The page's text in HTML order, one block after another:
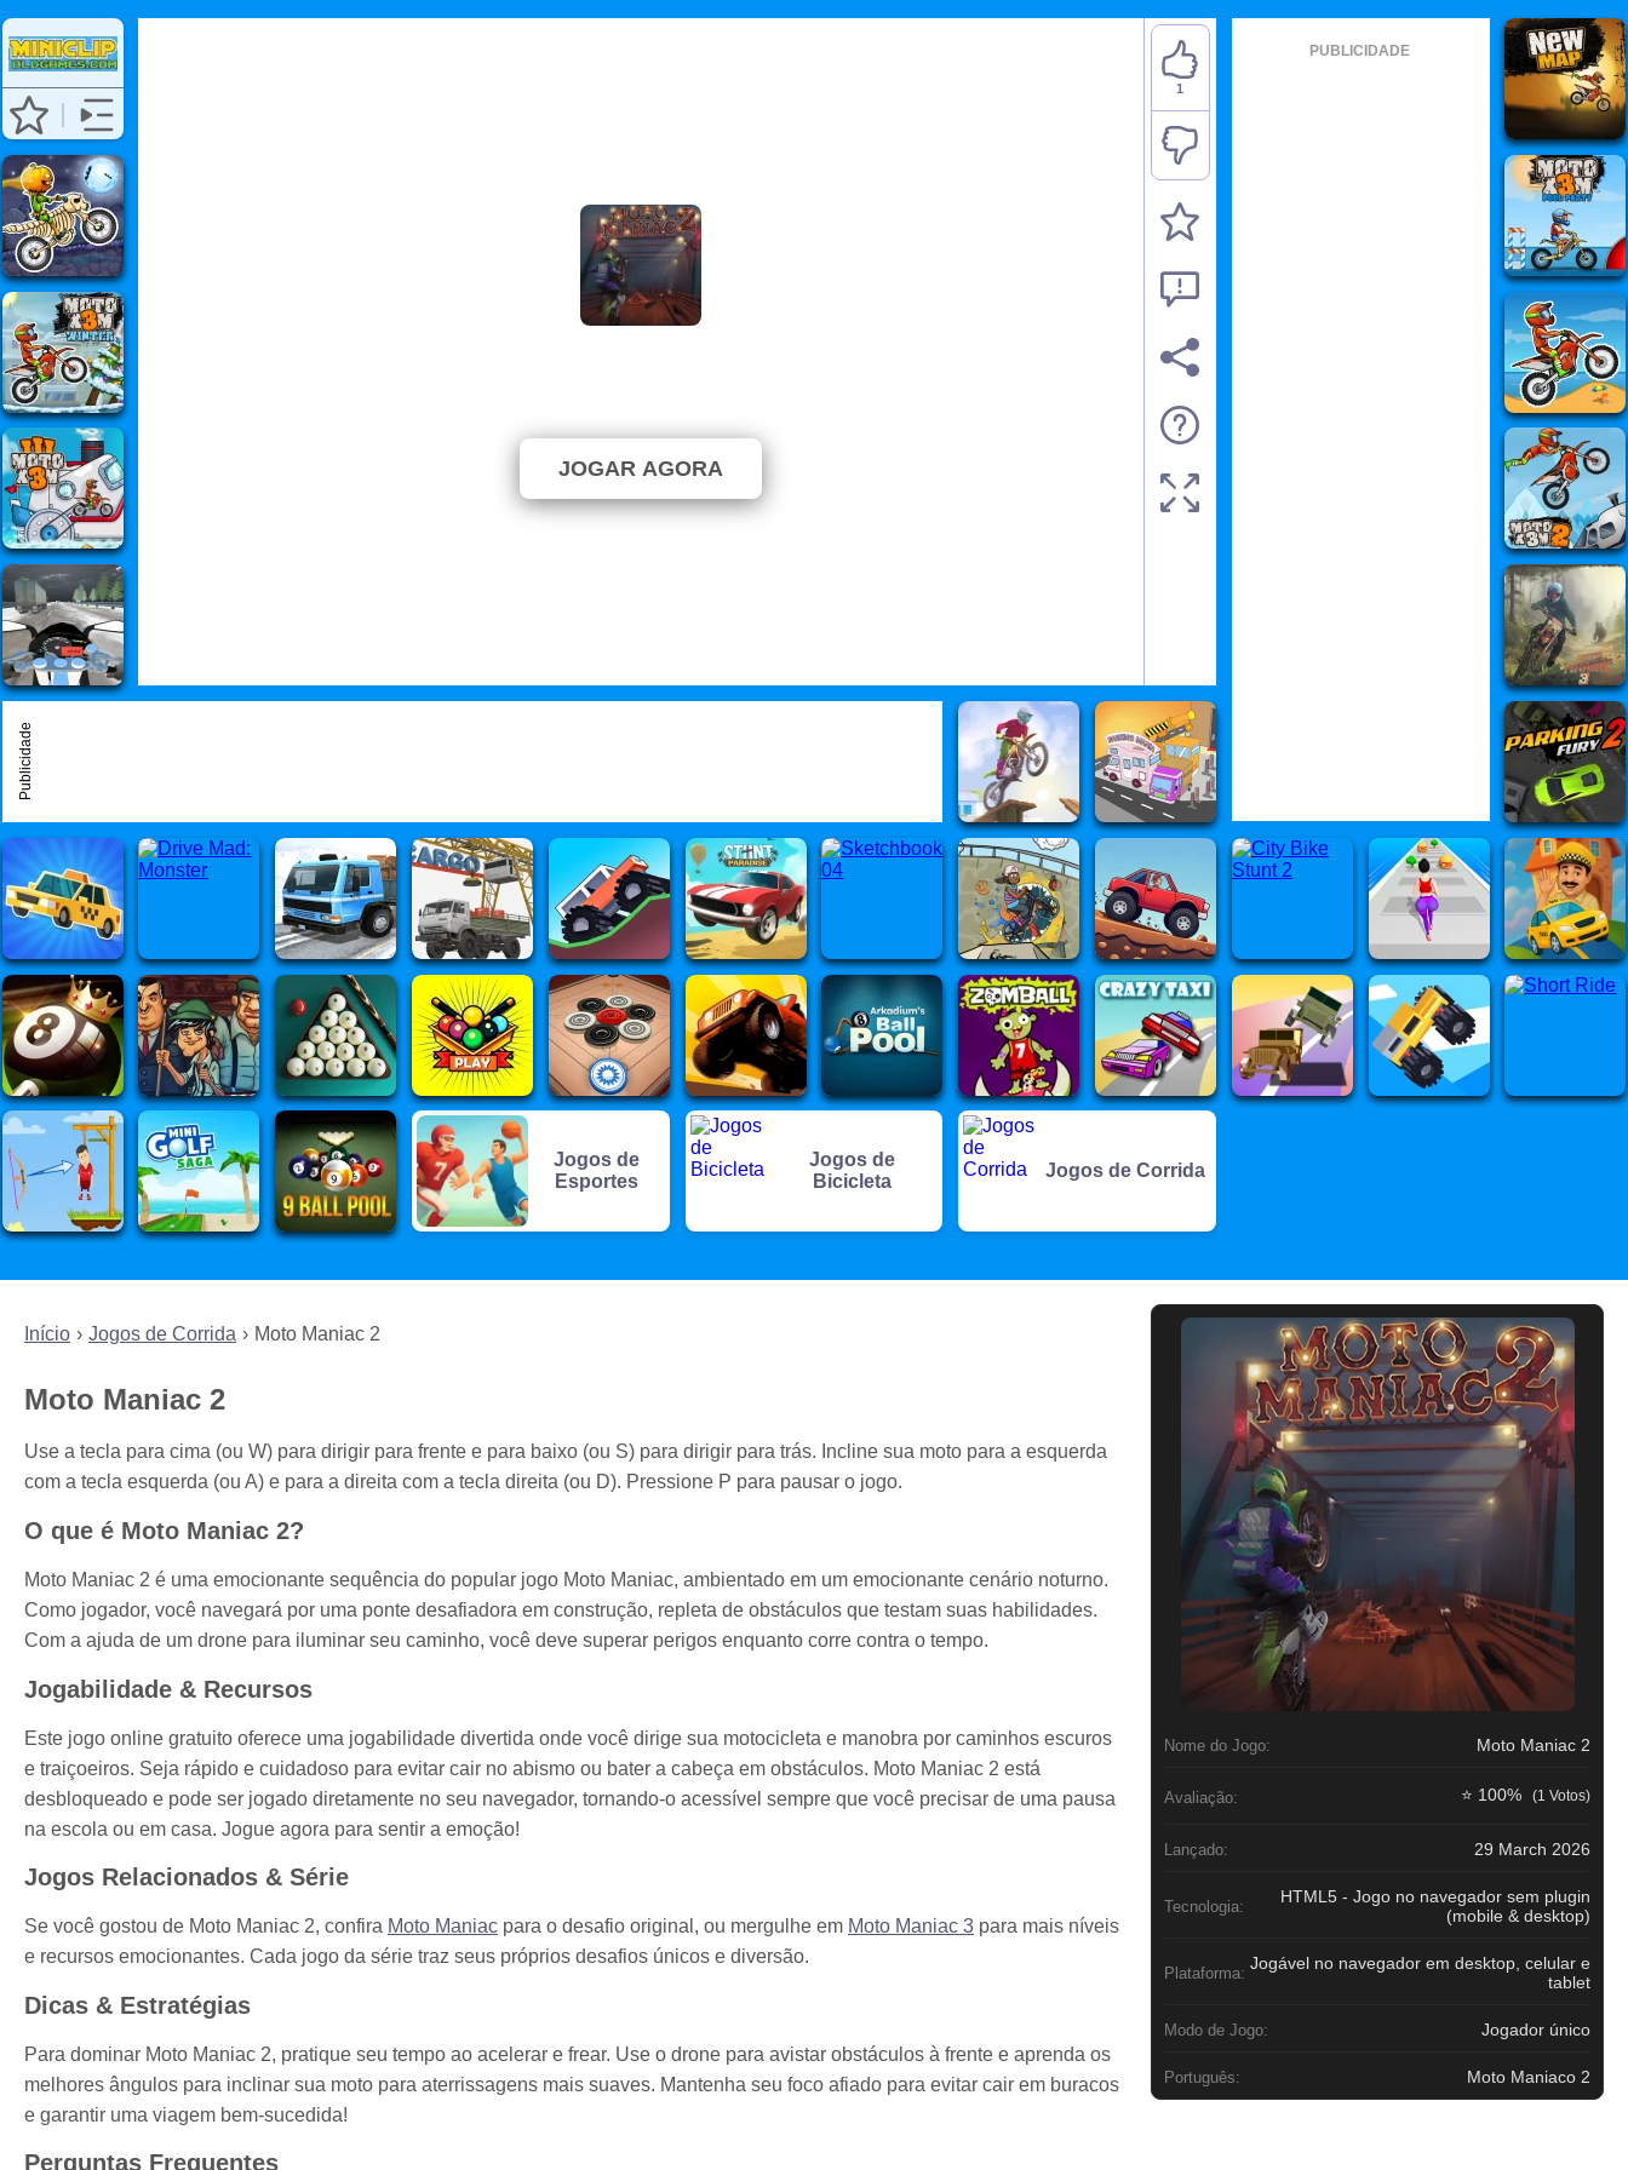
Início Jogos de Corrida Moto Maniac 2
Moto Maniac 2
Use a tecla para cima (ou W) para dirigir para frente e para baixo (ou S) para dirigir para trás. Incline sua moto para a esquerda
com a tecla esquerda (ou A) e para a direita com a tecla direita (ou D). Pressione P para pausar o jogo.
O que é Moto Maniac 2?
Moto Maniac 2 é uma emocionante sequência do popular jogo Moto Maniac, ambientado em um emocionante cenário noturno.
Como jogador, você navegará por uma ponte desafiadora em construção, repleta de obstáculos que testam suas habilidades.
Com a ajuda de um drone para iluminar seu caminho, você deve superar perigos enquanto corre contra o tempo.
Jogabilidade & Recursos
Este jogo online gratuito oferece uma jogabilidade divertida onde você dirige sua motocicleta e manobra por caminhos escuros
e traiçoeiros. Seja rápido e cuidadoso para evitar cair no abismo ou bater a cabeça em obstáculos. Moto Maniac 2 está
desbloqueado e pode ser jogado diretamente no seu navegador, tornando-o acessível sempre que você precisar de uma pausa
na escola ou em casa. Jogue agora para sentir a emoção!
Jogos Relacionados & Série
Se você gostou de Moto Maniac 2, confira Moto Maniac para o desafio original, ou mergulhe em Moto Maniac 3 para mais níveis
e recursos emocionantes. Cada jogo da série traz seus próprios desafios únicos e diversão.
Dicas & Estratégias
Para dominar Moto Maniac 2, pratique seu tempo ao acelerar e frear. Use o drone para avistar obstáculos à frente e aprenda os
melhores ângulos para inclinar sua moto para aterrissagens mais suaves. Mantenha seu foco afiado para evitar cair em buracos
e garantir uma viagem bem-sucedida!
Perguntas Frequentes
Nome do Jogo: Moto Maniac 2
Avaliação: ⭐ 100% (1 Votos)
Lançado: 29 March 2026
Tecnologia:
HTML5 - Jogo no navegador sem plugin
(mobile & desktop)
Plataforma: Jogável no navegador em desktop, celular e
tablet
Modo de Jogo: Jogador único
Português: Moto Maniaco 2
JOGAR AGORA
1
Publicidade
PUBLICIDADE
Jogos de
Esportes
Jogos de
Bicicleta
Jogos de Corrida